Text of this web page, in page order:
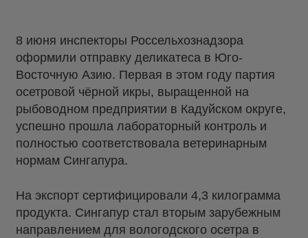
8 июня инспекторы Россельхознадзора
оформили отправку деликатеса в Юго-
Восточную Азию. Первая в этом году партия
осетровой чёрной икры, выращенной на
рыбоводном предприятии в Кадуйском округе,
успешно прошла лабораторный контроль и
полностью соответствовала ветеринарным
нормам Сингапура.
На экспорт сертифицировали 4,3 килограмма
продукта. Сингапур стал вторым зарубежным
направлением для вологодского осетра в